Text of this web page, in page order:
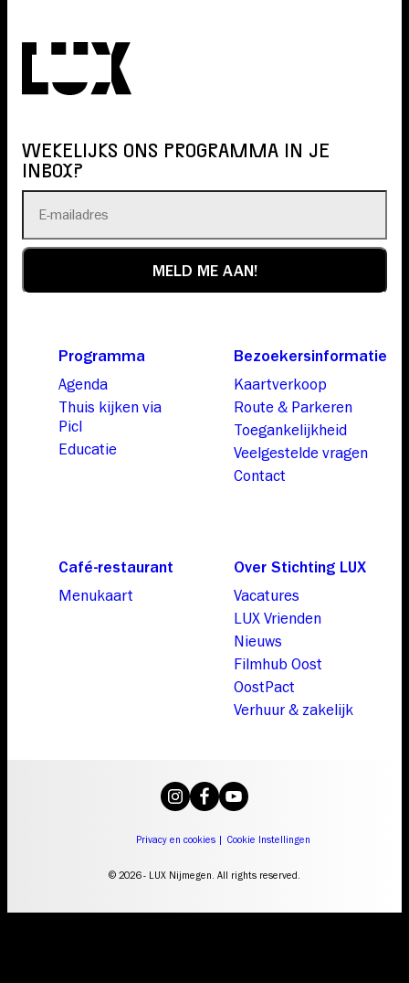
WEKELIJKS ONS PROGRAMMA IN JE
INBOX?
Programma
Agenda
Thuis kijken via
Picl
Educatie
Bezoekersinformatie
Kaartverkoop
Route & Parkeren
Toegankelijkheid
Veelgestelde vragen
Contact
Café-restaurant
Menukaart
Over Stichting LUX
Vacatures
LUX Vrienden
Nieuws
Filmhub Oost
OostPact
Verhuur & zakelijk
Privacy en cookies Cookie Instellingen
© 2026 - LUX Nijmegen. All rights reserved.